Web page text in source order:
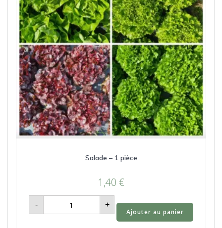
Salade – 1 pièce
1,40 €
-
quantité
de
Salade
+
Ajouter au panier